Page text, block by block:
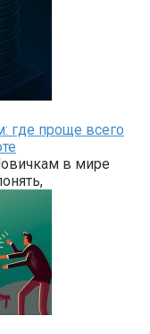
где проще всего
в мире